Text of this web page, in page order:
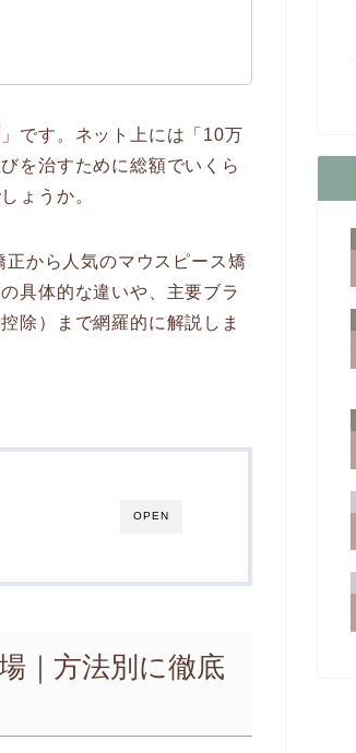
」です。ネット上には「10万
を治すために総額でいくら
ょうか。
から人気のマウスピース矯
具体的な違いや、主要ブラ
除）まで網羅的に解説しま
OPEN
｜方法別に徹底